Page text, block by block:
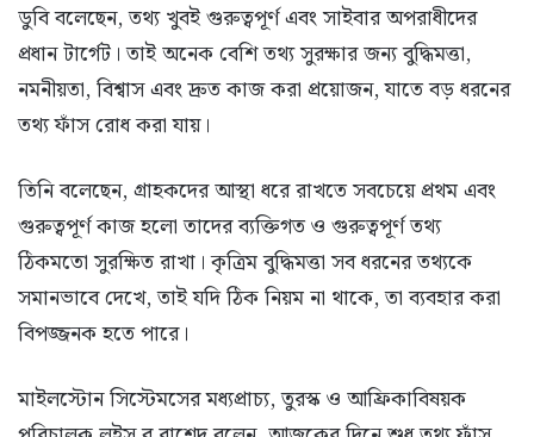
ডুবি বলেছেন, তথ্য খুবই গুরুত্বপূর্ণ এবং সাইবার অপরাধীদের
প্রধান টার্গেট। তাই অনেক বেশি তথ্য সুরক্ষার জন্য বুদ্ধিমত্তা,
নমনীয়তা, বিশ্বাস এবং দ্রুত কাজ করা প্রয়োজন, যাতে বড় ধরনের
তথ্য ফাঁস রোধ করা যায়।
তিনি বলেছেন, গ্রাহকদের আস্থা ধরে রাখতে সবচেয়ে প্রথম এবং
গুরুত্বপূর্ণ কাজ হলো তাদের ব্যক্তিগত ও গুরুত্বপূর্ণ তথ্য
ঠিকমতো সুরক্ষিত রাখা। কৃত্রিম বুদ্ধিমত্তা সব ধরনের তথ্যকে
সমানভাবে দেখে, তাই যদি ঠিক নিয়ম না থাকে, তা ব্যবহার করা
বিপজ্জনক হতে পারে।
মাইলস্টোন সিস্টেমসের মধ্যপ্রাচ্য, তুরস্ক ও আফ্রিকাবিষয়ক